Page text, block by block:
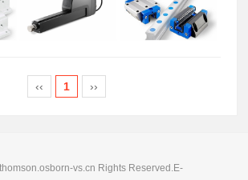
‹‹ 1 ››
vs.cn Rights Reserved.E-